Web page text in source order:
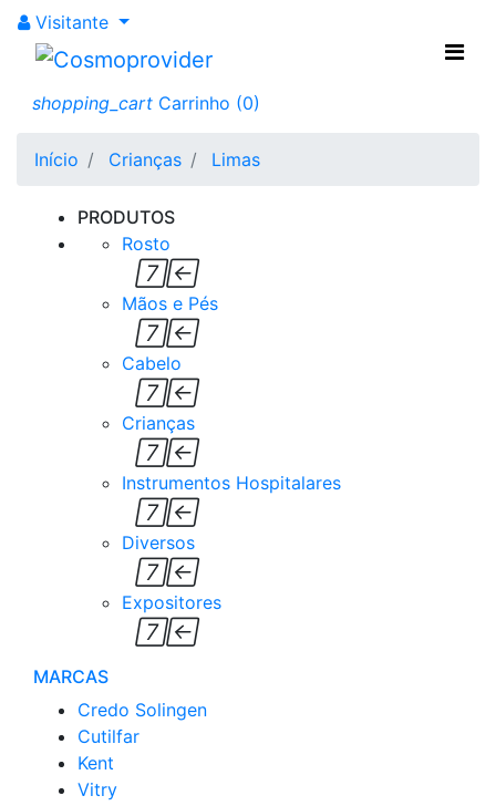
Visitante
shopping_cart Carrinho (0)
Início Crianças Limas
Veja todas as
nossas limas para Crianças
PRODUTOS
Rosto

Mãos e Pés

Cabelo

Crianças

Instrumentos Hospitalares

Diversos

Expositores

MARCAS
Credo Solingen
Cutilfar
Kent
Vitry